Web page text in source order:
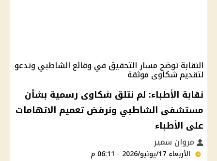
النقابة توضح مسار التحقيق في وقائع الشاطبي وتدعو
لتقديم شكاوى موثقة
نقابة الأطباء: لم نتلق شكاوى رسمية بشأن
مستشفى الشاطبي ونرفض تعميم الاتهامات
على الأطباء
مروان سمير
الأربعاء 17/يونيو/2026 - 06:11 م